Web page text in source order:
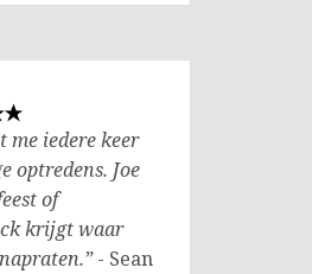
me iedere keer
optredens. Joe
of
krijgt waar
- Sean